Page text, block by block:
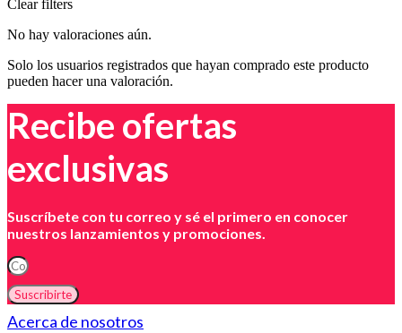
Clear filters
No hay valoraciones aún.
Solo los usuarios registrados que hayan comprado este producto
pueden hacer una valoración.
Recibe ofertas
exclusivas
Suscríbete con tu correo y sé el primero en conocer
nuestros lanzamientos y promociones.
Suscribirte
Acerca de nosotros